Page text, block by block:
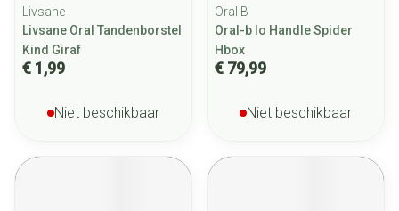
Livsane
Livsane Oral Tandenborstel
Kind Giraf
€ 1,99
Niet beschikbaar
Oral B
Oral-b Io Handle Spider
Hbox
€ 79,99
Niet beschikbaar